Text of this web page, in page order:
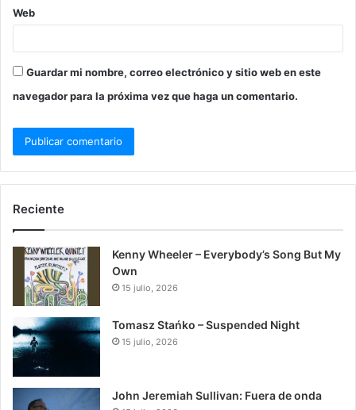
Web
Guardar mi nombre, correo electrónico y sitio web en este
navegador para la próxima vez que haga un comentario.
Reciente
Kenny Wheeler – Everybody’s Song But My
Own
15 julio, 2026
Tomasz Stańko – Suspended Night
15 julio, 2026
John Jeremiah Sullivan: Fuera de onda